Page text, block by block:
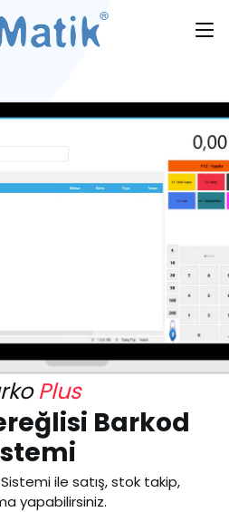
Plus
Barkod
Sistemi ile satış, stok takip,
yapabilirsiniz.